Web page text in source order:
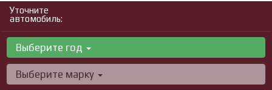
Уточните
автомобиль:
Выберите год
Выберите марку